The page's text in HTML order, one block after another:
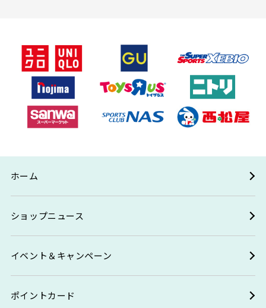
ホーム
ショップニュース
イベント＆キャンペーン
ポイントカード